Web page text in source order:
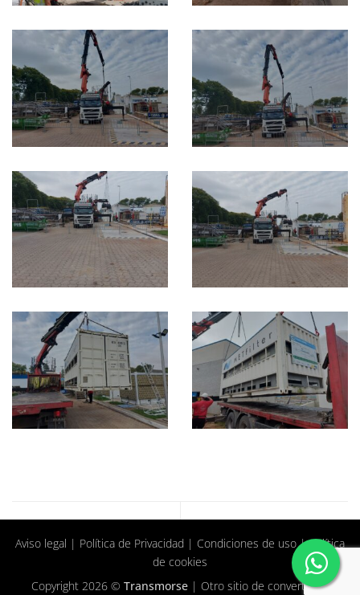
Aviso legal | Política de Privacidad | Condiciones de uso|Política
de cookies
Copyright 2026 © Transmorse | Otro sitio de convertClick